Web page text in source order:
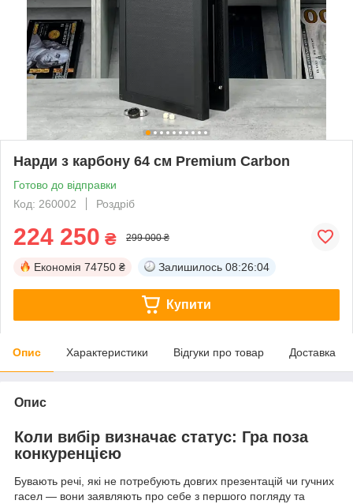
Нарди з карбону 64 см Premium Carbon
Готово до відправки
Код: 260002
Роздріб
224 250 ₴ 299 000 ₴
Економія 74750 ₴ Залишилось 08:26:03
Купити
Опис Характеристики Відгуки про товар Доставка
Опис
Коли вибір визначає статус: Гра поза
конкуренцією
Бувають речі, які не потребують довгих презентацій чи гучних
гасел — вони заявляють про себе з першого погляду та